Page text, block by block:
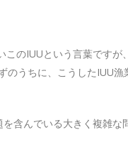
このIUUという言葉です
うちに、こうしたIUU
含んでいる大きく複雑な